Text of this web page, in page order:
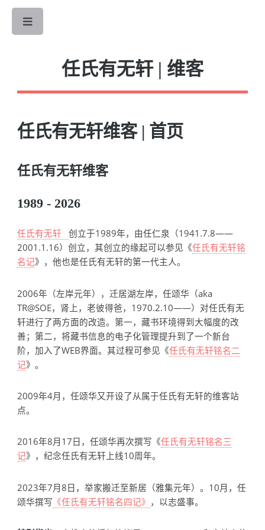
任氏有无轩 | 维客
任氏有无轩维客 | 首页
任氏有无轩维客
1989 - 2026
任氏有无轩
创立于1989年，由任仁泉（1941.7.8——
2001.1.16）创立，其创立的缘起可以参见《任氏有无轩铭
名记》，他也是任氏有无轩的第一代主人。
2006年（左岸元年），迁居湖左岸，任颂华（aka
TR@SOE，肾上，老彼得爸，1970.2.10——）对任氏有无
轩进行了两方面的改造。第一，藏书环境得到大幅度的改
善；第二，将藏书信息的电子化管理提升到了一个新台
阶，加入了WEB界面。其过程可参见《任氏有无轩铭名二
记》。
2009年4月，任颂华又开设了从属于任氏有无轩的维客站
点。
2016年8月17日，任颂华再次撰写《任氏有无轩铭名三
记》，纪念任氏有无轩上线10周年。
2023年7月8日，举家搬迁至新居（雅集元年）。10月，任
颂华撰写 《任氏有无轩铭名四记》 ，以志盛事。